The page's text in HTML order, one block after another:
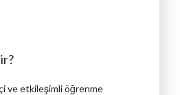
ve etkileşimli öğrenme